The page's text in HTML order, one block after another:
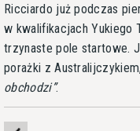
Ricciardo już podczas
w kwalifikacjach Yukiego
trzynaste pole startowe.
porażki z
obchodzi .